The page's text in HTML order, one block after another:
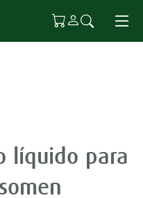
líquido para